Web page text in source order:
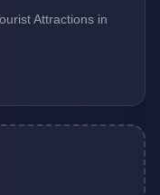
Attractions in